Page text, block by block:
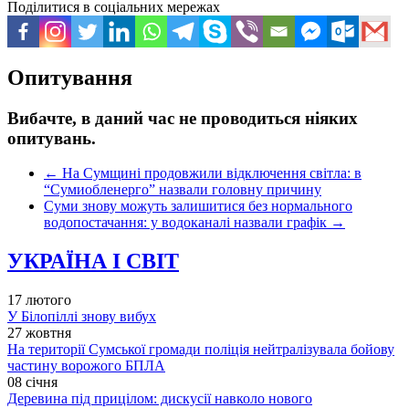
Поділитися в соціальних мережах
Опитування
Вибачте, в даний час не проводиться ніяких
опитувань.
← На Сумщині продовжили відключення світла: в
“Сумиобленерго” назвали головну причину
Суми знову можуть залишитися без нормального
водопостачання: у водоканалі назвали графік →
УКРАЇНА І СВІТ
17 лютого
У Білопіллі знову вибух
27 жовтня
На території Сумської громади поліція нейтралізувала бойову
частину ворожого БПЛА
08 січня
Деревина під прицілом: дискусії навколо нового